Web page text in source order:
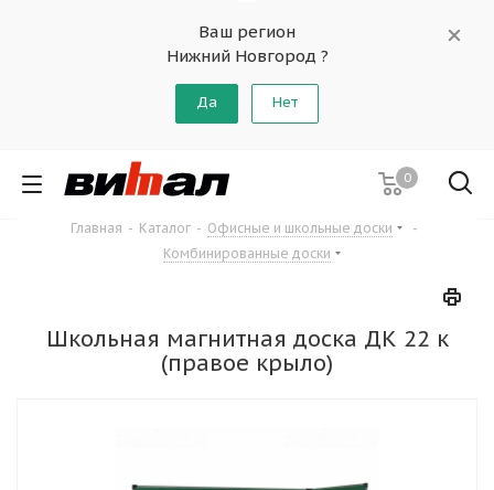
Ваш регион
Нижний Новгород ?
Да Нет
0
Главная - Каталог - Офисные и школьные доски
-
Комбинированные доски
Школьная магнитная доска ДК 22 к
(правое крыло)